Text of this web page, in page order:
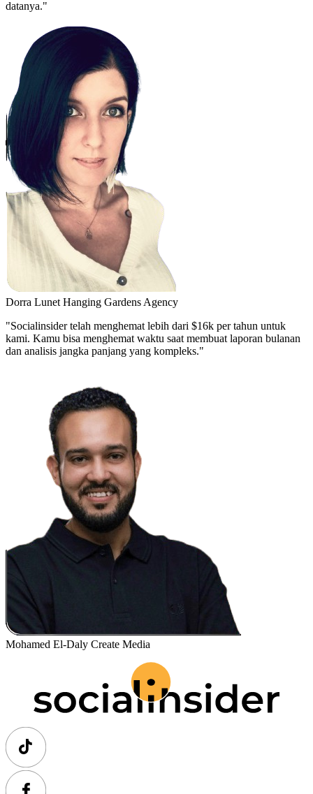
datanya."
Dorra Lunet Hanging Gardens Agency
"Socialinsider telah menghemat lebih dari $16k per tahun untuk
kami. Kamu bisa menghemat waktu saat membuat laporan bulanan
dan analisis jangka panjang yang kompleks."
Mohamed El-Daly Create Media